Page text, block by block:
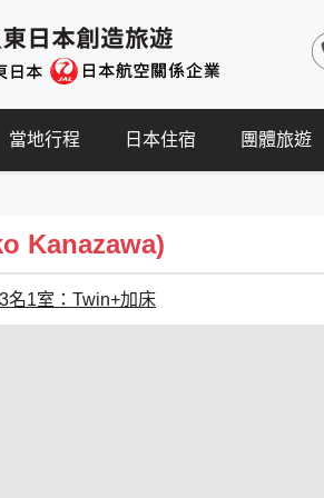
當地行程 日本住宿 團體旅遊
Kanazawa)
3名1室：Twin+加床